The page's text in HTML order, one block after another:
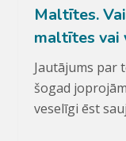
Maltītes.
maltītes vai
Jautājums par
šogad
veselīgi ēst